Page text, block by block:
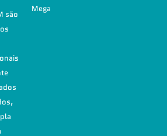
são
Mega